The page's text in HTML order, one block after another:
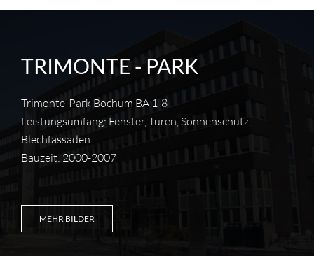
TRIMONTE - PARK
Trimonte-Park Bochum BA 1-8
Leistungsumfang: Fenster, Türen, Sonnenschutz,
Blechfassaden
Bauzeit: 2000-2007
MEHR BILDER